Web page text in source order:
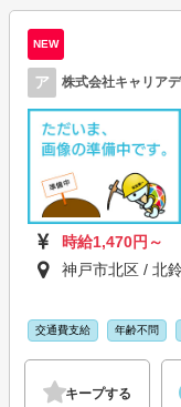
NEW
ア 株式会社キャリア
時給1,470円～
神戸市北区 / 北
交通費支給 年齢不問
キープする